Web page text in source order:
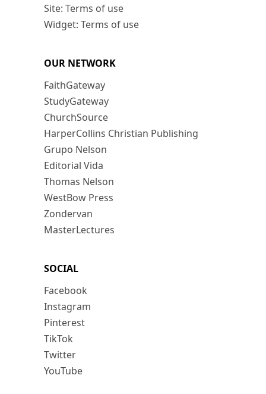
Site: Terms of use
Widget: Terms of use
OUR NETWORK
FaithGateway
StudyGateway
ChurchSource
HarperCollins Christian Publishing
Grupo Nelson
Editorial Vida
Thomas Nelson
WestBow Press
Zondervan
MasterLectures
SOCIAL
Facebook
Instagram
Pinterest
TikTok
Twitter
YouTube